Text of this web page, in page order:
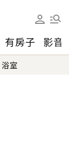
有房子 影音
浴室